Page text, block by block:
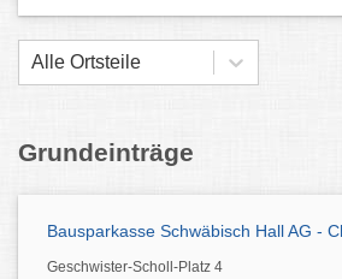
Alle Ortsteile
Grundeinträge
Bausparkasse Schwäbisch Hall AG -
Geschwister-Scholl-Platz 4